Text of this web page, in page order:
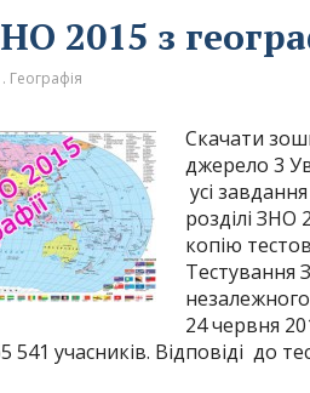
2015 з
Географія
Скачати
джерело 3
усі
розділі ЗНО
копію
Тестування
24 червня
541 учасників. Відповіді до